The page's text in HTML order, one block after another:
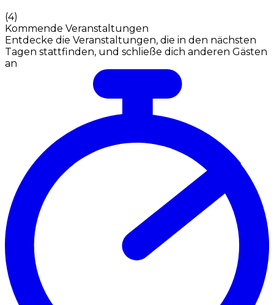
(4)
Kommende Veranstaltungen
Entdecke die Veranstaltungen, die in den nächsten
Tagen stattfinden, und schließe dich anderen Gästen
an